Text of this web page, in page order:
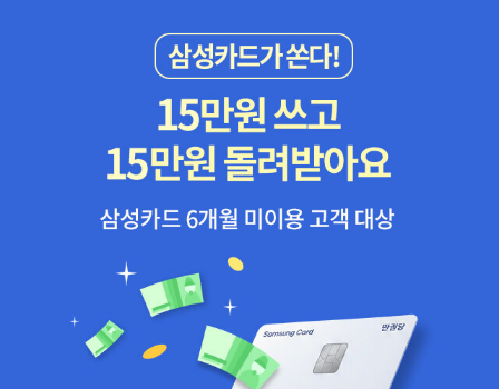
국 로마를 멸망시킨 장본인은 '그리스도교'라는 결론에 다다르게 되는
데, 선뜻 동의하기 어려운 부분이기도 하다. 초기와 중기를 대표하
는 두 인물인 체사레 보르자와 율리우스 카이사르. 이들 사이에는 중
세(中世) 1,000년의 시간이 놓여져 있다. 작가는 이 기간을 여백으로
두지 않고 작품으로 메운다. 이 시기를 다룬 작품으로는 <로마 멸망
이후의 지중해 세계>, <바다의 도시 이야기>, <십자군 이야기>, <시
오노 나나미 전쟁 3부작>이 있다. 작가는 이들을 통해 싫어하는 교회
덕분에 이 부분의 역사서는 주로 전쟁사에 머무르는 한계가 느껴진
다. 다만, <바다의 도시 이야기>는 예외다. 크게 통일성이 없어 보
이는 작품둘이지만, 개인적으로 주목할 작품은 초기에 씌여진 <바다
의 도시 이야기>라 여겨진다. 베네치아를 배경으로 한 이 작품은 작